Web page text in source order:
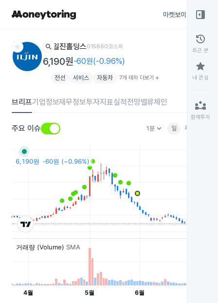
마켓보이스
star search 일진홀딩스015860코스피
6,190원-60원(-0.96%)
전선 서비스 자동차 7개 테마 더보기 add
브리프기업정보재무정보투자지표실적전망밸류체인
주요 이슈 1분keyboard_arrow_down 일 주
right_panel_open
history
최근 본
star
내 관심
partner_exchange
함께투자